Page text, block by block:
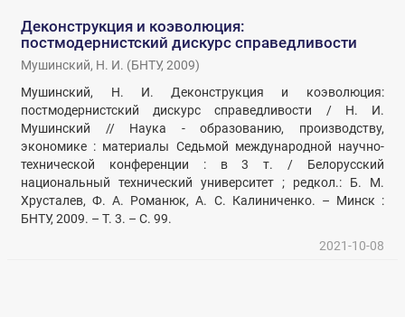
Деконструкция и коэволюция:
постмодернистский дискурс справедливости
Мушинский, Н. И. (БНТУ,2009)
Мушинский, Н. И. Деконструкция и коэволюция:
постмодернистский дискурс справедливости / Н. И.
Мушинский // Наука - образованию, производству,
экономике : материалы Седьмой международной научно-
технической конференции : в 3 т. / Белорусский
национальный технический университет ; редкол.: Б. М.
Хрусталев, Ф. А. Романюк, А. С. Калиниченко. – Минск :
БНТУ, 2009. – Т. 3. – С. 99.
2021-10-08